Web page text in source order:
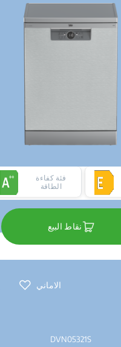
فئة كفاءة
الطاقة
نقاط البيع
الاماني
DVN05321S